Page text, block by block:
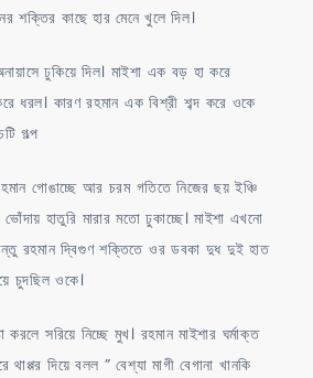
শক্তির কাছে হার মেনে খুলে দিল।
ঢুকিয়ে দিল। মাইশা এক বড় হা করে
ধরল। কারণ রহমান এক বিশ্রী শব্দ করে ওকে
গল্প
গোঙাচ্ছে আর চরম গতিতে নিজের ছয় ইঞ্চি
ভোঁদায় হাতুরি মারার মতো ঢুকাচ্ছে। মাইশা এখনো
রহমান দ্বিগুণ শক্তিতে ওর ডবকা দুধ দুই হাত
চুদছিল ওকে।
করলে সরিয়ে নিচ্ছে মুখ। রহমান মাইশার ঘর্মাক্ত
দিয়ে বলল ” বেশ্যা মাগী বেগানা খানকি